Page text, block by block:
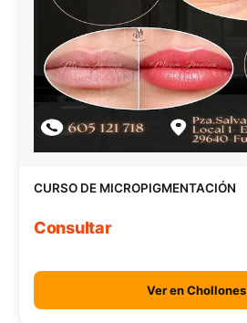
CURSO DE MICROPIGMENTACIÓN
Consultar
Ver en Chollones